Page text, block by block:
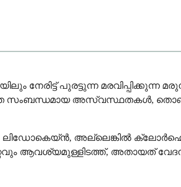
നേരിട്ട് പുരട്ടുന്ന
സംബന്ധമായ അസ്വസ്ഥതകൾ,
അല്ലെങ്കിൽ
ആവശ്യമുള്ളിടത്ത്, അതായത്